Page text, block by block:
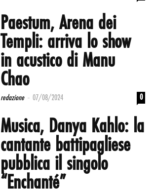
Paestum, Arena dei
Templi: arriva lo show
in acustico di Manu
Chao
redazione - 07/08/2024 0
Musica, Danya Kahlo: la
cantante battipagliese
pubblica il singolo
“Enchanté”